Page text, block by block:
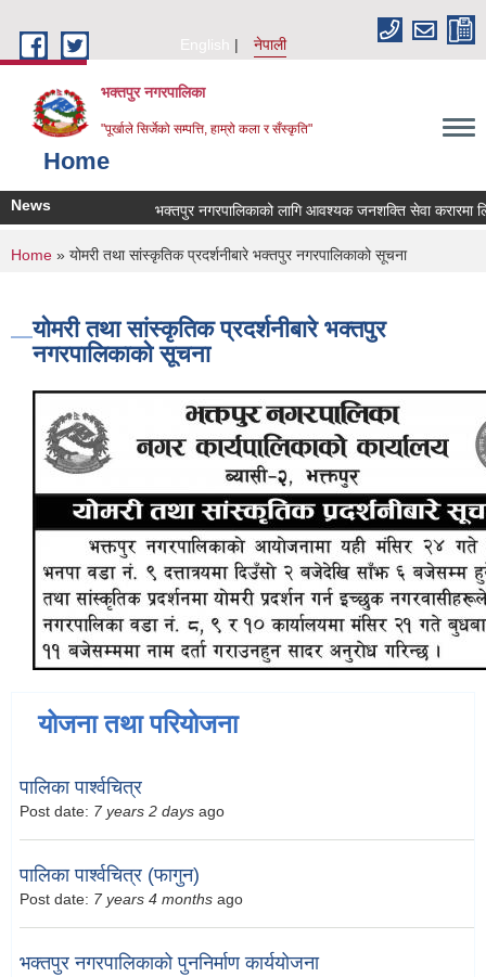
English
नेपाली
भक्तपुर नगरपालिका
"पूर्खाले सिर्जेको सम्पत्ति, हाम्रो कला र सँस्कृति"
Home
News भक्तपुर नगरपालिकाको लागि आवश्यक जनशक्ति सेवा करारमा
You are here
Home » योमरी तथा सांस्कृतिक प्रदर्शनीबारे भक्तपुर नगरपालिकाको सूचना
योमरी तथा सांस्कृतिक प्रदर्शनीबारे भक्तपुर
नगरपालिकाको सूचना
योजना तथा परियोजना
पालिका पार्श्वचित्र
Post date: 7 years 2 days ago
पालिका पार्श्वचित्र (फागुन)
Post date: 7 years 4 months ago
भक्तपुर नगरपालिकाको पुननिर्माण कार्ययोजना